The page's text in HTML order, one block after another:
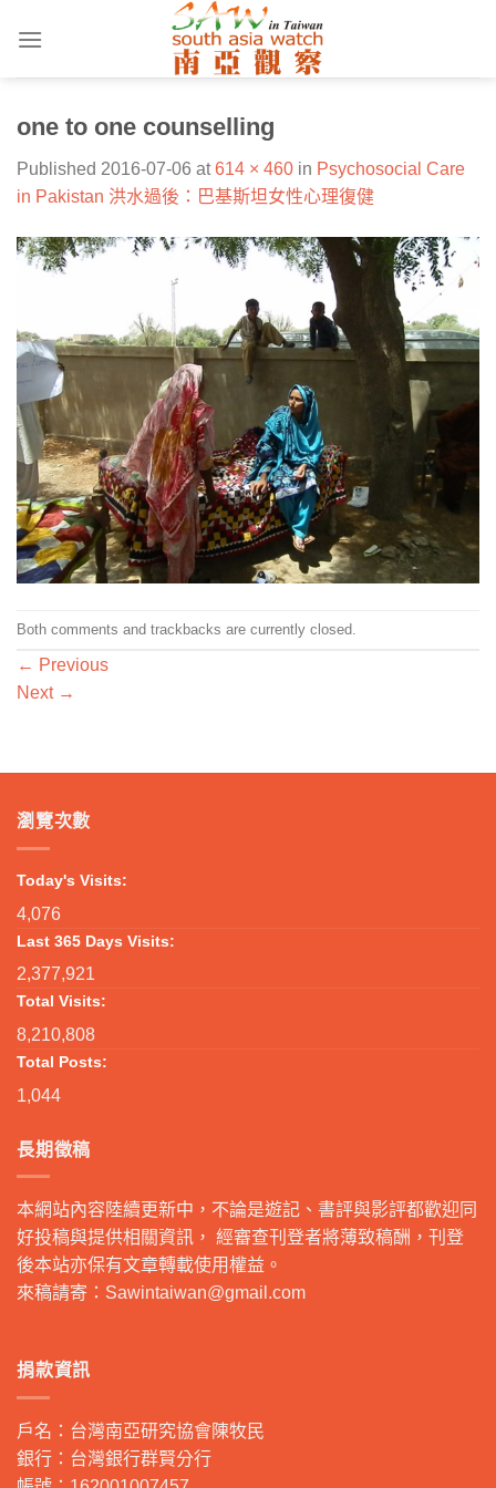
one to one counselling
Published 2016-07-06 at614 × 460 in Psychosocial Care
in Pakistan 洪水過後：巴基斯坦女性心理復健
Both comments and trackbacks are currently closed.
← Previous
Next →
瀏覽次數
Today's Visits:
4,076
Last 365 Days Visits:
2,377,921
Total Visits:
8,210,808
Total Posts:
1,044
長期徵稿
本網站內容陸續更新中，不論是遊記、書評與影評都歡迎同
好投稿與提供相關資訊， 經審查刊登者將薄致稿酬，刊登
後本站亦保有文章轉載使用權益。
來稿請寄： Sawintaiwan@gmail.com
捐款資訊
戶名：台灣南亞研究協會陳牧民
銀行：台灣銀行群賢分行